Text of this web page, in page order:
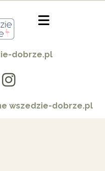
dobrze.pl
wszedzie-dobrze.pl